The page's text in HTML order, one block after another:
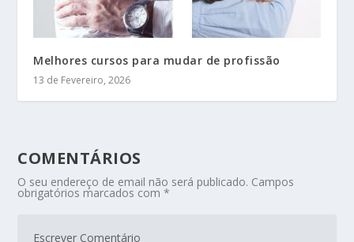
Melhores cursos para mudar de profissão
13 de Fevereiro, 2026
COMENTÁRIOS
O seu endereço de email não será publicado. Campos
obrigatórios marcados com*